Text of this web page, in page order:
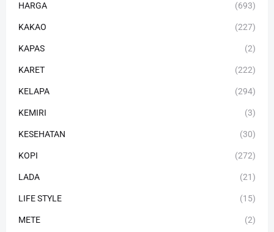
HARGA (693)
KAKAO (227)
KAPAS (2)
KARET (222)
KELAPA (294)
KEMIRI (3)
KESEHATAN (30)
KOPI (272)
LADA (21)
LIFE STYLE (15)
METE (2)